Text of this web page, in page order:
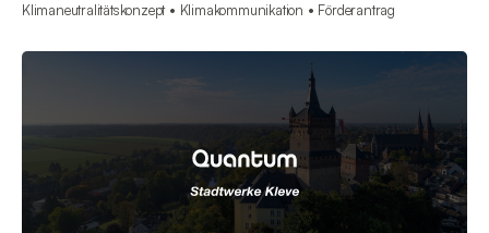
Klimaneutralitätskonzept • Klimakommunikation • Förderantrag